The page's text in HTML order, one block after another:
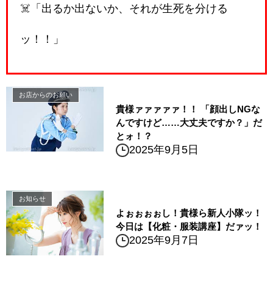
☠️「出るか出ないか、それが生死を分ける
ッ！！」
お店からのお願い
貴様ァァァァァ！！ 「顔出しNGな
んですけど……大丈夫ですか？」だ
とォ！？
2025年9月5日
お知らせ
よぉぉぉぉし！貴様ら新人小隊ッ！
今日は【化粧・服装講座】だァッ！
2025年9月7日